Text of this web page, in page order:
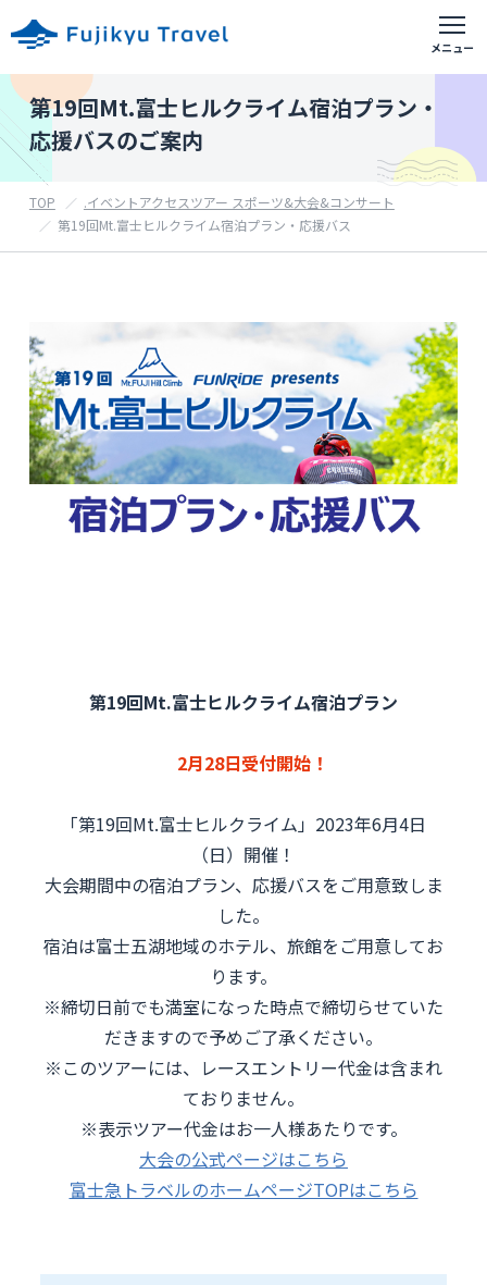
富士急おすすめアクティビティ
出発地別の旅行
首都圏出発の旅行
東京都・神奈川県・埼玉県・千葉県等
静岡県出発の旅行
御殿場・沼津・富士宮等
ホテル予約
第19回Mt.富士ヒルクライム宿泊プラン・
応援バスのご案内
TOP
.イベントアクセスツアー スポーツ&大会&コンサート
第19回Mt.富士ヒルクライム宿泊プラン・応援バス
第19回Mt.富士ヒルクライム宿泊プラン
2月28日受付開始！
「第19回Mt.富士ヒルクライム」2023年6月4日
（日）開催！
大会期間中の宿泊プラン、応援バスをご用意致しま
した。
宿泊は富士五湖地域のホテル、旅館をご用意してお
ります。
※締切日前でも満室になった時点で締切らせていた
だきますので予めご了承ください。
※このツアーには、レースエントリー代金は含まれ
ておりません。
※表示ツアー代金はお一人様あたりです。
大会の公式ページはこちら
富士急トラベルのホームページTOPはこちら